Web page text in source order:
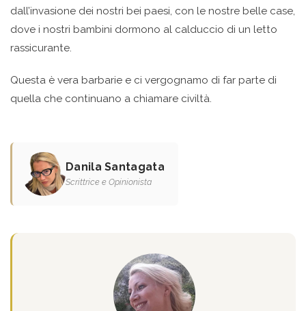
dall’invasione dei nostri bei paesi, con le nostre belle case,
dove i nostri bambini dormono al calduccio di un letto
rassicurante.
Questa è vera barbarie e ci vergognamo di far parte di
quella che continuano a chiamare civiltà.
Danila Santagata
Scrittrice e Opinionista